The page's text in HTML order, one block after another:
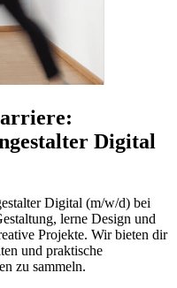
Digital
Digital (m/w/d) bei
lerne Design und
Projekte. Wir bieten dir
und praktische
zu sammeln.